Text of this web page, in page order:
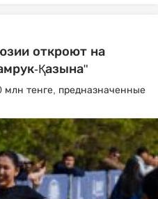
откроют на
Қазына"
млн тенге, предназначенные